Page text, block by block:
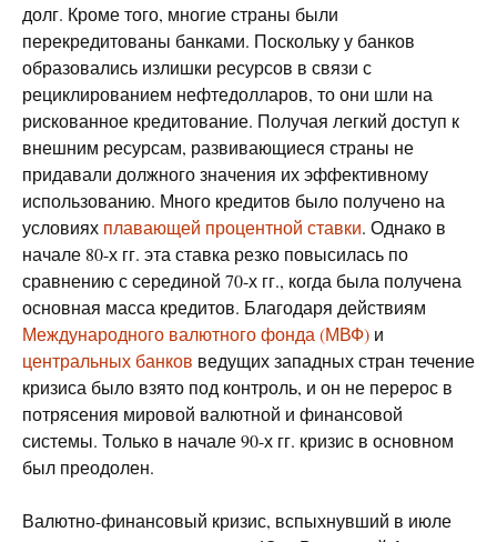
долг. Кроме того, многие страны были
перекредитованы банками. Поскольку у банков
образовались излишки ресурсов в связи с
рециклированием нефтедолларов, то они шли на
рискованное кредитование. Получая легкий доступ к
внешним ресурсам, развивающиеся страны не
придавали должного значения их эффективному
использованию. Много кредитов было получено на
условиях плавающей процентной ставки. Однако в
начале 80-х гг. эта ставка резко повысилась по
сравнению с серединой 70-х гг., когда была получена
основная масса кредитов. Благодаря действиям
Международного валютного фонда (МВФ) и
центральных банков ведущих западных стран течение
кризиса было взято под контроль, и он не перерос в
потрясения мировой валютной и финансовой
системы. Только в начале 90-х гг. кризис в основном
был преодолен.
Валютно-финансовый кризис, вспыхнувший в июле